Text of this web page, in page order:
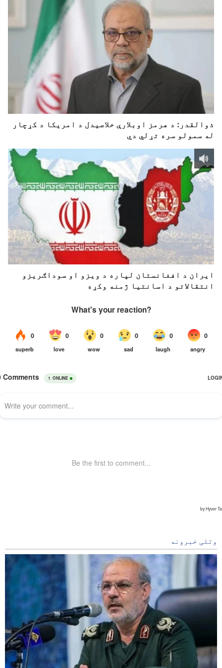
ذوالقدر: د هرمز اوبلارې خلاصیدل د امریکا د کړچار
له سمولو سره تړلي دي
ایران د افغانستان لپاره د ویزو او سوداګریزو
انتقالاتو د اسانتیا ژمنه وکړه
وتلی خبرونه